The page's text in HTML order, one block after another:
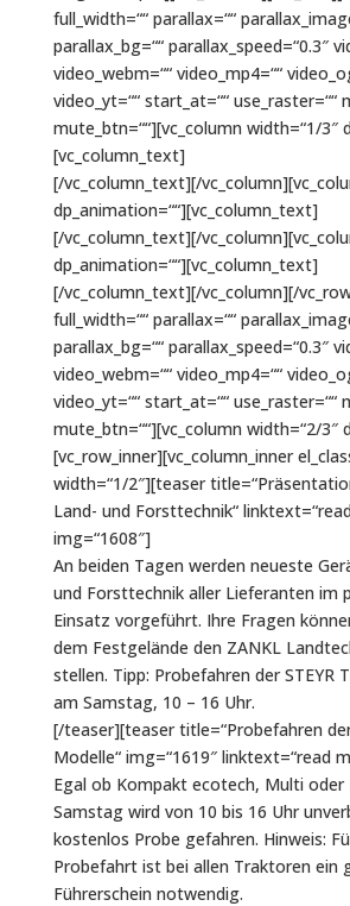
full_width=““ parallax=““
parallax_bg=““ parallax_speed=“0.3″
video_webm=““ video_mp4=““
video_yt=““ start_at=““ use_raster=““
mute_btn=““][vc_column width=“1/3″
[vc_column_text]
[/vc_column_text][/
dp_animation=““][vc_column_text]
[/vc_column_text][/
dp_animation=““][vc_column_text]
[/vc_column_text][/vc_column][/
full_width=““ parallax=““
parallax_bg=““ parallax_speed=“0.3″
video_webm=““ video_mp4=““
video_yt=““ start_at=““ use_raster=““
mute_btn=““][vc_column width=“2/3″
[vc_row_inner][vc_column_inner
width=“1/2″][teaser
Land- und Forsttechnik“
img=“1608″]
An beiden Tagen werden neueste
und Forsttechnik aller Lieferanten im
Einsatz vorgeführt. Ihre Fragen
dem Festgelände den ZANKL
stellen. Tipp: Probefahren der STEYR
am Samstag, 10 – 16 Uhr.
[/teaser][teaser title=“Probefahren
Modelle“ img=“1619″ linktext=“read
Egal ob Kompakt ecotech, Multi oder
Samstag wird von 10 bis 16 Uhr
kostenlos Probe gefahren. Hinweis:
Probefahrt ist bei allen Traktoren ein
Führerschein notwendig.